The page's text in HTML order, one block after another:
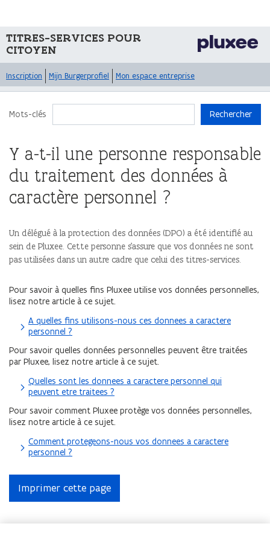
TITRES-SERVICES POUR
CITOYEN
Inscription Mijn Burgerprofiel Mon espace entreprise
Mots-clés Rechercher
Y a-t-il une personne responsable
du traitement des données à
caractère personnel ?
Un délégué à la protection des données (DPO) a été identifié au
sein de Pluxee. Cette personne s’assure que vos données ne sont
pas utilisées dans un autre cadre que celui des titres-services.
Pour savoir à quelles fins Pluxee utilise vos données personnelles,
lisez notre article à ce sujet.
A quelles fins utilisons-nous ces donnees a caractere
personnel ?
Pour savoir quelles données personnelles peuvent être traitées
par Pluxee, lisez notre article à ce sujet.
Quelles sont les donnees a caractere personnel qui
peuvent etre traitees ?
Pour savoir comment Pluxee protège vos données personnelles,
lisez notre article à ce sujet.
Comment protegeons-nous vos donnees a caractere
personnel ?
Imprimer cette page